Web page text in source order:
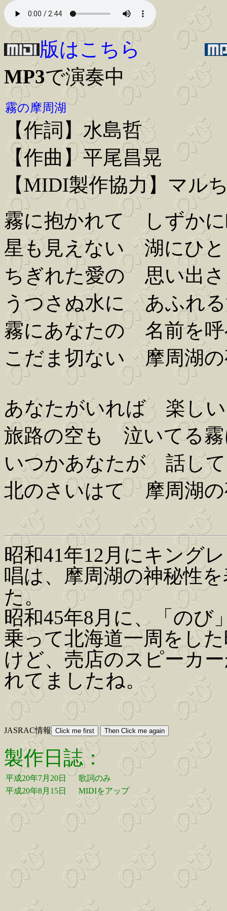
版はこちら
MP3で演奏中
霧の摩周湖
【作詞】水島哲
【作曲】平尾昌晃
【MIDI製作協力】マル
霧に抱かれて しずか
星も見えない 湖にひ
ちぎれた愛の 思い出
うつさぬ水に あふれ
霧にあなたの 名前を
こだま切ない 摩周湖
あなたがいれば 楽し
旅路の空も 泣いてる
いつかあなたが 話し
北のさいはて 摩周湖
昭和41年12月にキング
唱は、摩周湖の神秘性
た。
昭和45年8月に、「のび
乗って北海道一周をし
けど、売店のスピーカ
れてましたね。
JASRAC情報
製作日誌：
平成20年7月20日
歌詞のみ
平成20年8月15日
MIDIをアップ